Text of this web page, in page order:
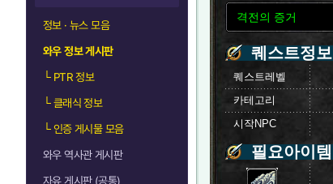
정보 · 뉴스 모음
와우 정보 게시판
└PTR 정보
└클래식 정보
└인증 게시물 모음
와우 역사관 게시판
자유 게시판 (공통)
격전의 증거
퀘스트정보
퀘스트레벨
카테고리
시작NPC
필요아이템